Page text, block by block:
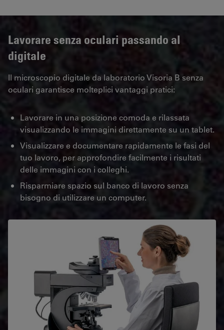
Lavorare senza oculari passando al
digitale
Il microscopio digitale da laboratorio Visoria B senza
oculari garantisce molteplici vantaggi pratici:
Lavorare in una posizione comoda e rilassata
visualizzando le immagini direttamente su un tablet.
Visualizzare e documentare rapidamente le fasi del
tuo lavoro, per approfondire facilmente i risultati
delle immagini con i colleghi.
Risparmiare spazio sul banco di lavoro senza
bisogno di utilizzare un computer.